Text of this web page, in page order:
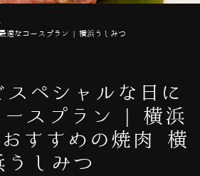
適なコースプラン | 横浜うしみつ
スペシャルな日に
ースプラン | 横浜
すすめの焼肉 横
うしみつ